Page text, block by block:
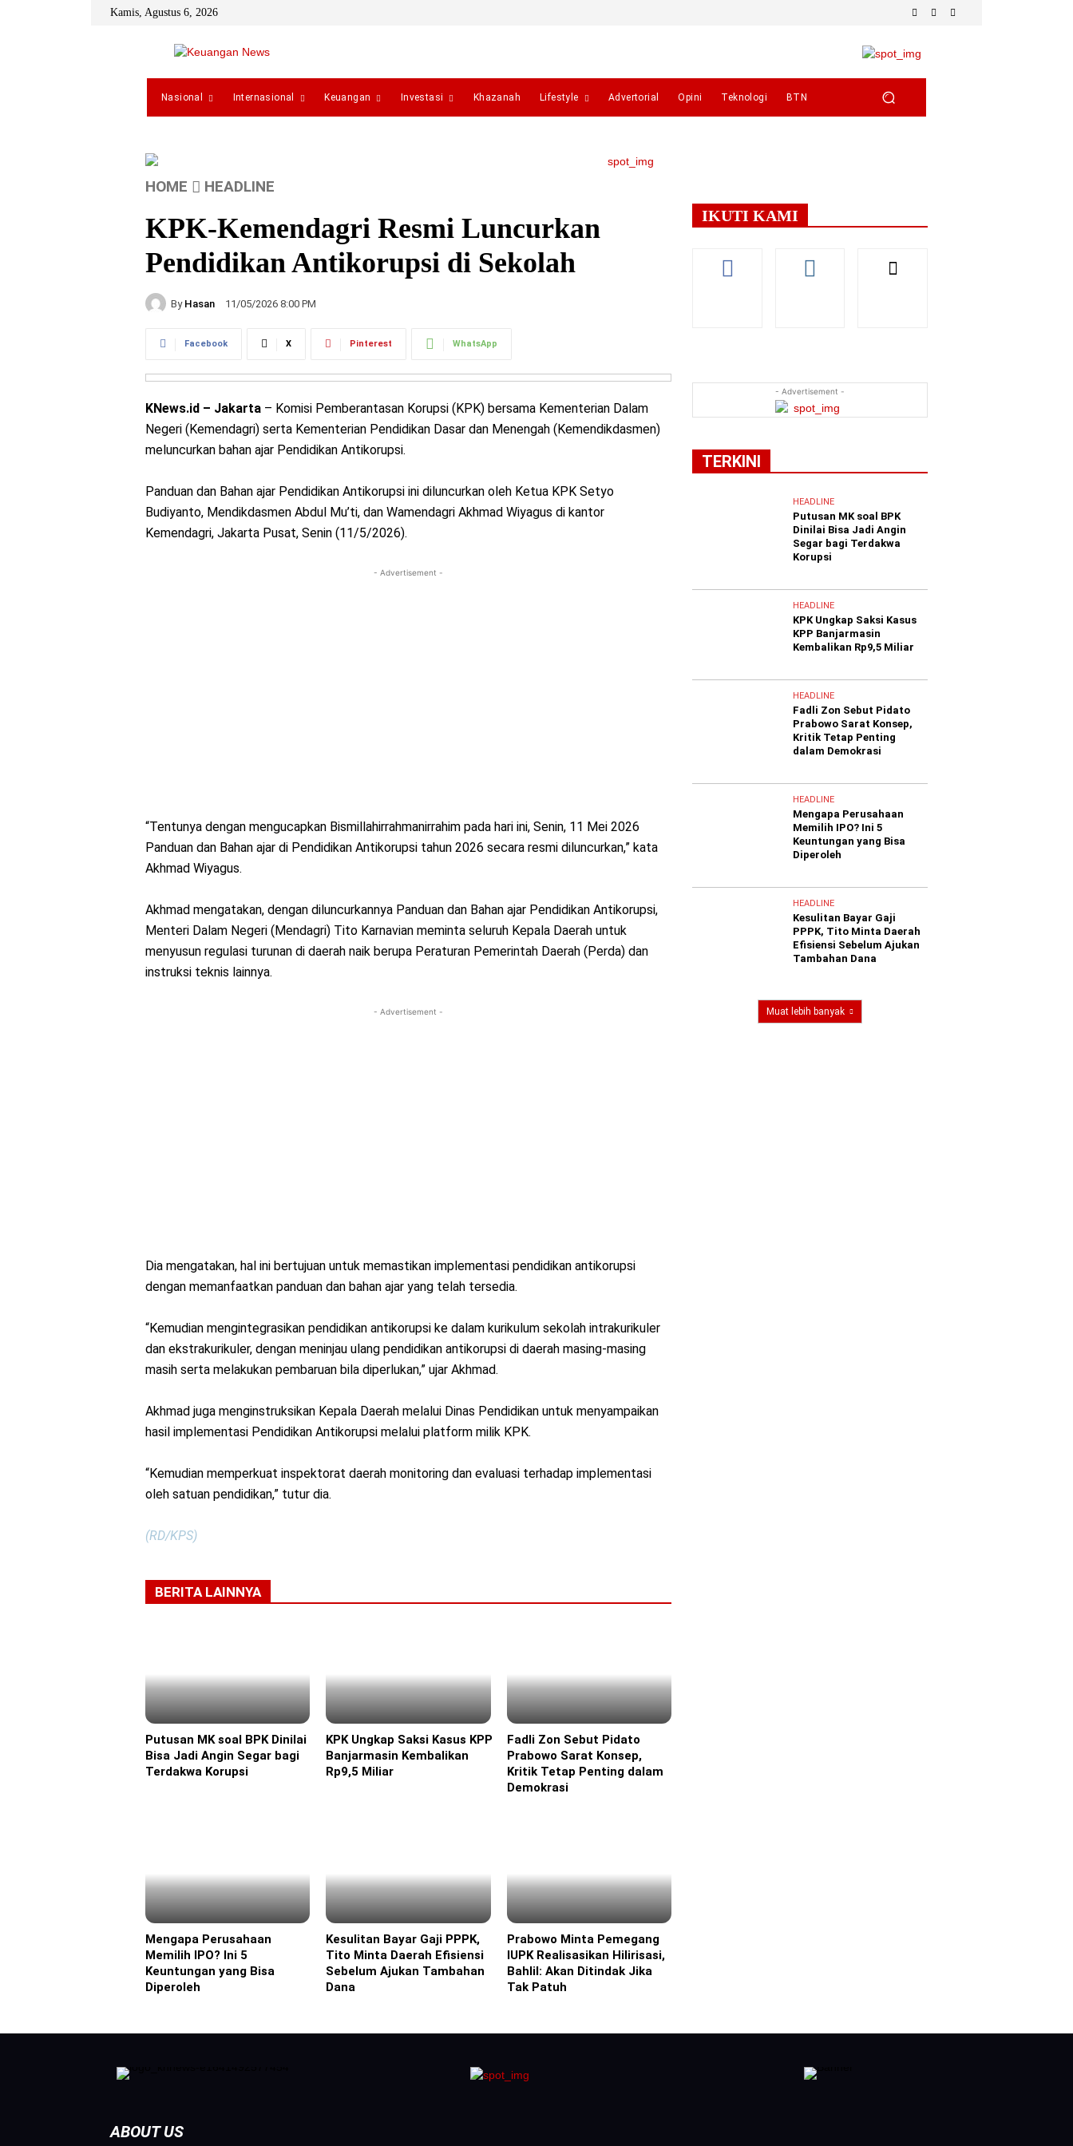
Kamis, Agustus 6, 2026
Nasional Internasional Keuangan Investasi Khazanah Lifestyle Advertorial Opini Teknologi BTN
HOME HEADLINE
KPK-Kemendagri Resmi Luncurkan
Pendidikan Antikorupsi di Sekolah
By Hasan 11/05/2026 8:00 PM
Facebook X Pinterest WhatsApp
KNews.id – Jakarta – Komisi Pemberantasan Korupsi (KPK) bersama Kementerian Dalam
Negeri (Kemendagri) serta Kementerian Pendidikan Dasar dan Menengah (Kemendikdasmen)
meluncurkan bahan ajar Pendidikan Antikorupsi.
Panduan dan Bahan ajar Pendidikan Antikorupsi ini diluncurkan oleh Ketua KPK Setyo
Budiyanto, Mendikdasmen Abdul Mu’ti, dan Wamendagri Akhmad Wiyagus di kantor
Kemendagri, Jakarta Pusat, Senin (11/5/2026).
- Advertisement -
“Tentunya dengan mengucapkan Bismillahirrahmanirrahim pada hari ini, Senin, 11 Mei 2026
Panduan dan Bahan ajar di Pendidikan Antikorupsi tahun 2026 secara resmi diluncurkan,” kata
Akhmad Wiyagus.
Akhmad mengatakan, dengan diluncurkannya Panduan dan Bahan ajar Pendidikan Antikorupsi,
Menteri Dalam Negeri (Mendagri) Tito Karnavian meminta seluruh Kepala Daerah untuk
menyusun regulasi turunan di daerah naik berupa Peraturan Pemerintah Daerah (Perda) dan
instruksi teknis lainnya.
- Advertisement -
Dia mengatakan, hal ini bertujuan untuk memastikan implementasi pendidikan antikorupsi
dengan memanfaatkan panduan dan bahan ajar yang telah tersedia.
“Kemudian mengintegrasikan pendidikan antikorupsi ke dalam kurikulum sekolah intrakurikuler
dan ekstrakurikuler, dengan meninjau ulang pendidikan antikorupsi di daerah masing-masing
masih serta melakukan pembaruan bila diperlukan,” ujar Akhmad.
Akhmad juga menginstruksikan Kepala Daerah melalui Dinas Pendidikan untuk menyampaikan
hasil implementasi Pendidikan Antikorupsi melalui platform milik KPK.
“Kemudian memperkuat inspektorat daerah monitoring dan evaluasi terhadap implementasi
oleh satuan pendidikan,” tutur dia.
(RD/KPS)
BERITA LAINNYA
Headline
Putusan MK soal BPK Dinilai
Bisa Jadi Angin Segar bagi
Terdakwa Korupsi
Headline
KPK Ungkap Saksi Kasus KPP
Banjarmasin Kembalikan
Rp9,5 Miliar
Headline
Fadli Zon Sebut Pidato
Prabowo Sarat Konsep,
Kritik Tetap Penting dalam
Demokrasi
Headline
Mengapa Perusahaan
Memilih IPO? Ini 5
Keuntungan yang Bisa
Diperoleh
Headline
Kesulitan Bayar Gaji PPPK,
Tito Minta Daerah Efisiensi
Sebelum Ajukan Tambahan
Dana
Headline
Prabowo Minta Pemegang
IUPK Realisasikan Hilirisasi,
Bahlil: Akan Ditindak Jika
Tak Patuh
IKUTI KAMI
- Advertisement -
TERKINI
HEADLINE
Putusan MK soal BPK
Dinilai Bisa Jadi Angin
Segar bagi Terdakwa
Korupsi
HEADLINE
KPK Ungkap Saksi Kasus
KPP Banjarmasin
Kembalikan Rp9,5 Miliar
HEADLINE
Fadli Zon Sebut Pidato
Prabowo Sarat Konsep,
Kritik Tetap Penting
dalam Demokrasi
HEADLINE
Mengapa Perusahaan
Memilih IPO? Ini 5
Keuntungan yang Bisa
Diperoleh
HEADLINE
Kesulitan Bayar Gaji
PPPK, Tito Minta Daerah
Efisiensi Sebelum Ajukan
Tambahan Dana
Muat lebih banyak
ABOUT US